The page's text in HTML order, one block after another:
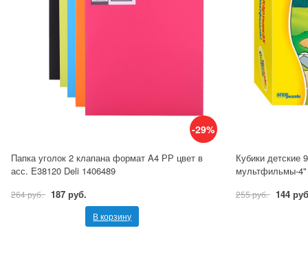
-29%
Папка уголок 2 клапана формат A4 РР цвет в
асс. E38120 Deli 1406489
264 руб. 187 руб.
В корзину
Кубики
мультфильмы-4"
255 руб. 144